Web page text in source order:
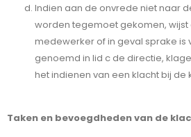
Indien aan de onvrede niet naar
worden tegemoet gekomen,
medewerker of in geval sprake is
genoemd in lid c de directie,
het indienen van een klacht bij de
Taken en bevoegdheden van de